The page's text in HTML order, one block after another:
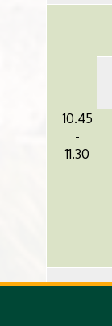
10.45
-
11.30